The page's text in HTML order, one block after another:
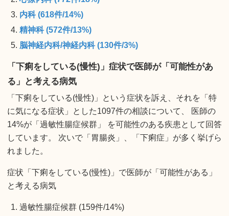
内科 (618件/14%)
精神科 (572件/13%)
脳神経内科/神経内科 (130件/3%)
「下痢をしている(慢性)」症状で医師が「可能性があ
る」と考える病気
「下痢をしている(慢性)」という症状を訴え、それを「特
に気になる症状」とした1097件の相談について、 医師の
14%が「過敏性腸症候群」 を可能性のある疾患として回答
しています。 次いで「胃腸炎」、「下痢症」が多く挙げら
れました。
症状「下痢をしている(慢性)」で医師が「可能性がある」
と考える病気
過敏性腸症候群 (159件/14%)